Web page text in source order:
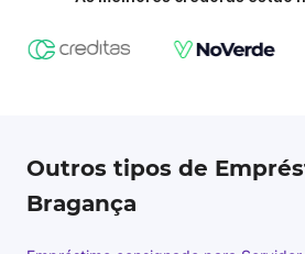
Outros tipos de
Bragança